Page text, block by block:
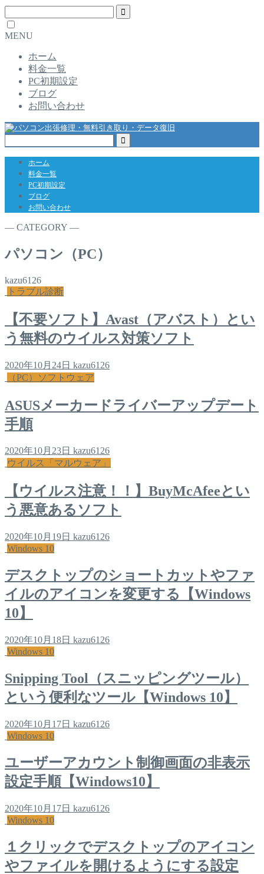
MENU
ホーム
料金一覧
PC初期設定
ブログ
お問い合わせ
ホーム
料金一覧
PC初期設定
ブログ
お問い合わせ
― CATEGORY ―
パソコン（PC）
kazu6126
トラブル診断
【不要ソフト】Avast（アバスト）とい
う無料のウイルス対策ソフト
2020年10月24日 kazu6126
（PC）ソフトウェア
ASUSメーカードライバーアップデート
手順
2020年10月23日 kazu6126
ウイルス「マルウェア」
【ウイルス注意！！】BuyMcAfeeとい
う悪意あるソフト
2020年10月19日 kazu6126
Windows 10
デスクトップのショートカットやファ
イルのアイコンを変更する【Windows
10】
2020年10月18日 kazu6126
Windows 10
Snipping Tool（スニッピングツール）
という便利なツール【Windows 10】
2020年10月17日 kazu6126
Windows 10
ユーザーアカウント制御画面の非表示
設定手順【Windows10】
2020年10月17日 kazu6126
Windows 10
１クリックでデスクトップのアイコン
やファイルを開けるようにする設定